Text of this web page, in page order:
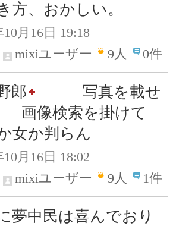
方、おかしい。
10月16日 19:18
mixiユーザー
9人 0件
郎
写真を載せ
像検索を掛けて
女か判らん
10月16日 18:02
mixiユーザー
9人 1件
夢中民は喜んでおり